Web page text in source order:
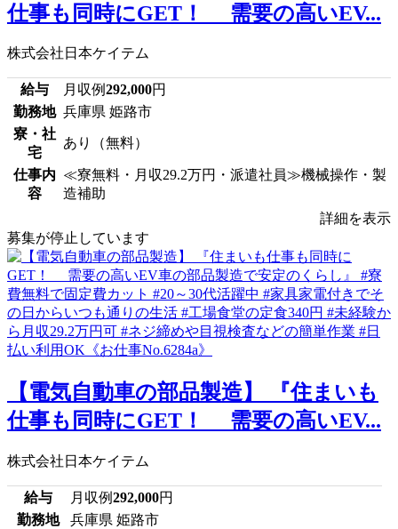
仕事も同時にGET！ 需要の高いEV...
株式会社日本ケイテム
給与 月収例292,000円
勤務地 兵庫県 姫路市
寮・社
宅
あり（無料）
仕事内
容
≪寮無料・月収29.2万円・派遣社員≫機械操作・製
造補助
詳細を表示
募集が停止しています
【電気自動車の部品製造】 『住まいも
仕事も同時にGET！ 需要の高いEV...
株式会社日本ケイテム
給与 月収例292,000円
勤務地
兵庫県 姫路市